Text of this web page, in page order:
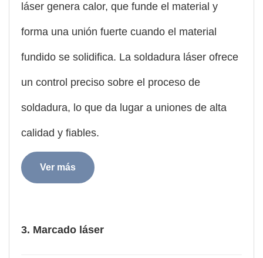
láser genera calor, que funde el material y
forma una unión fuerte cuando el material
fundido se solidifica. La soldadura láser ofrece
un control preciso sobre el proceso de
soldadura, lo que da lugar a uniones de alta
calidad y fiables.
Ver más
3. Marcado láser